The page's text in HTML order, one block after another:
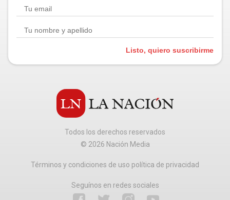
Listo, quiero suscribirme
Todos los derechos reservados
© 2026 Nación Media
Términos y condiciones de uso política de privacidad
Seguínos en redes sociales